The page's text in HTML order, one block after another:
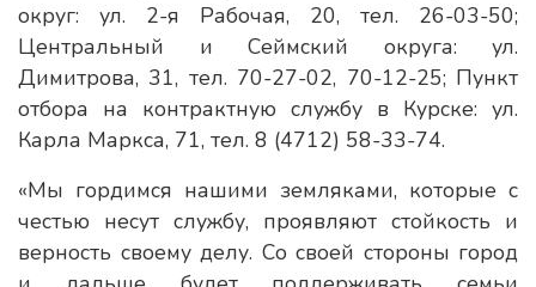
округ: ул. 2-я Рабочая, 20, тел. 26-03-50;
Центральный и Сеймский округа: ул.
Димитрова, 31, тел. 70-27-02, 70-12-25; Пункт
отбора на контрактную службу в Курске: ул.
Карла Маркса, 71, тел. 8 (4712) 58-33-74.
«Мы гордимся нашими земляками, которые с
честью несут службу, проявляют стойкость и
верность своему делу. Со своей стороны город